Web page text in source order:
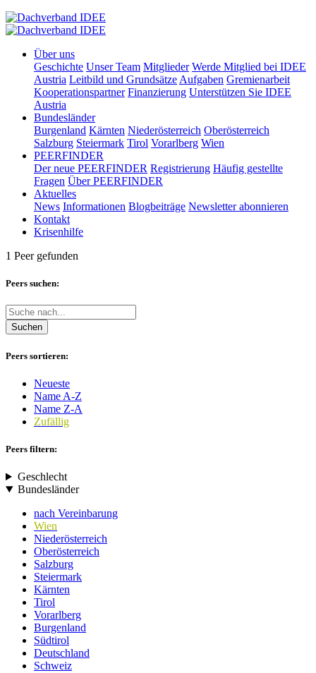
Über uns
Geschichte Unser Team Mitglieder Werde Mitglied bei IDEE
Austria Leitbild und Grundsätze Aufgaben Gremienarbeit
Kooperationspartner Finanzierung Unterstützen Sie IDEE
Austria
Bundesländer
Burgenland Kärnten Niederösterreich Oberösterreich
Salzburg Steiermark Tirol Vorarlberg Wien
PEERFINDER
Der neue PEERFINDER Registrierung Häufig gestellte
Fragen Über PEERFINDER
Aktuelles
News Informationen Blogbeiträge Newsletter abonnieren
Kontakt
Krisenhilfe
1 Peer gefunden
Peers suchen:
Suchen
Peers sortieren:
Neueste
Name A-Z
Name Z-A
Zufällig
Peers filtern:
Geschlecht
Bundesländer
nach Vereinbarung
Wien
Niederösterreich
Oberösterreich
Salzburg
Steiermark
Kärnten
Tirol
Vorarlberg
Burgenland
Südtirol
Deutschland
Schweiz